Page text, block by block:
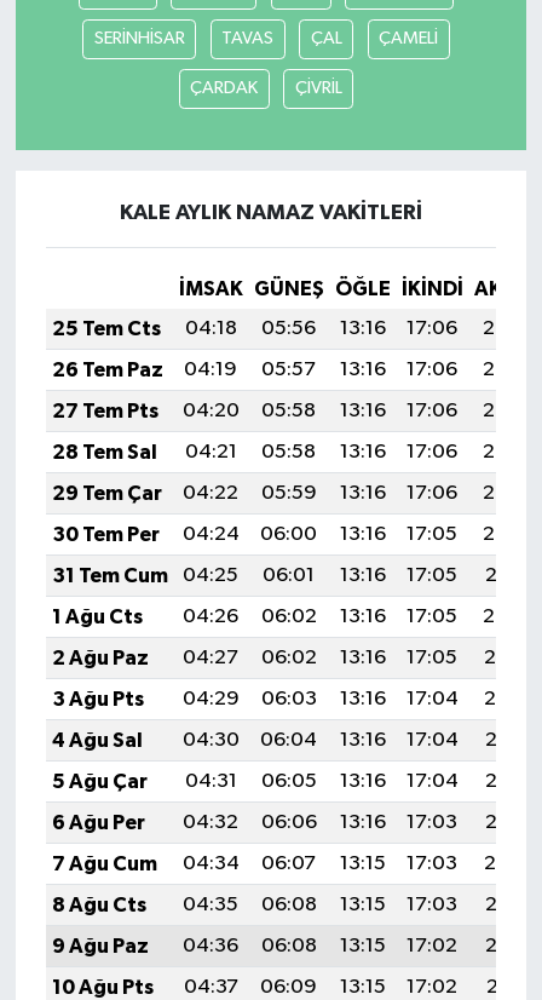
SERİNHİSAR TAVAS ÇAL ÇAMELİ
ÇARDAK ÇİVRİL
KALE AYLIK NAMAZ VAKITLERI
İMSAK GÜNEŞ ÖĞLE İKINDI
25 Tem Cts
04:18 05:56 13:16 17:06
20:26
26 Tem Paz
04:19 05:57 13:16 17:06
20:26
27 Tem Pts
04:20 05:58 13:16 17:06
20:25
28 Tem Sal
04:21 05:58 13:16 17:06
20:24
29 Tem Çar
04:22 05:59 13:16 17:06
20:23
30 Tem Per
04:24 06:00 13:16 17:05
20:22
31 Tem Cum
04:25 06:01 13:16 17:05
20:21
1 Ağu Cts
04:26 06:02 13:16 17:05
20:20
2 Ağu Paz
04:27 06:02 13:16 17:05
20:19
3 Ağu Pts
04:29 06:03 13:16 17:04
20:19
4 Ağu Sal
04:30 06:04 13:16 17:04
20:17
5 Ağu Çar
04:31 06:05 13:16 17:04
20:16
6 Ağu Per
04:32 06:06 13:16 17:03
20:15
7 Ağu Cum
04:34 06:07 13:15 17:03
20:14
8 Ağu Cts
04:35 06:08 13:15 17:03
20:13
9 Ağu Paz
04:36 06:08 13:15 17:02
20:12
10 Ağu Pts
04:37 06:09 13:15 17:02
20:11